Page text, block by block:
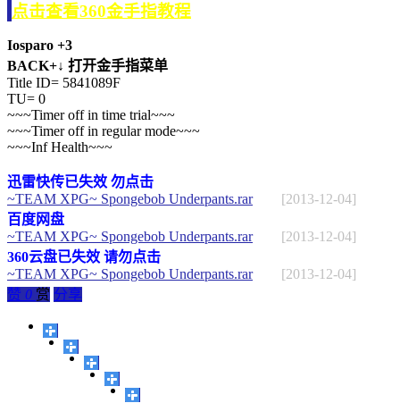
点击查看360金手指教程
Iosparo +3
BACK+↓ 打开金手指菜单
Title ID= 5841089F
TU= 0
~~~Timer off in time trial~~~
~~~Timer off in regular mode~~~
~~~Inf Health~~~
迅雷快传已失效 勿点击
~TEAM XPG~ Spongebob Underpants.rar
[2013-12-04]
百度网盘
~TEAM XPG~ Spongebob Underpants.rar
[2013-12-04]
360云盘已失效 请勿点击
~TEAM XPG~ Spongebob Underpants.rar
[2013-12-04]
赞 0 赏 分享